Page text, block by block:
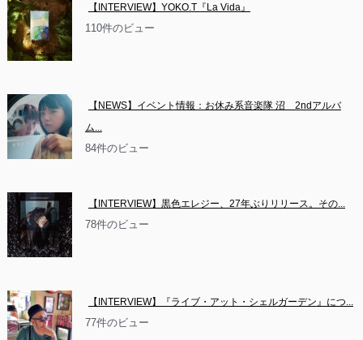
【INTERVIEW】YOKO.T『La Vida』
110件のビュー
【NEWS】イベント情報：お休み系音楽隊 沼　2ndアルバ
ム...
84件のビュー
【INTERVIEW】黒色エレジー、27年ぶりリリース。その...
78件のビュー
【INTERVIEW】『ライブ・アット・シェルガーデン』につ...
77件のビュー